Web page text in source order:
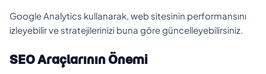
Google Analytics kullanarak, web sitesinin performansını
izleyebilir ve stratejilerinizi buna göre güncelleyebilirsiniz.
SEO Araçlarının Önemi